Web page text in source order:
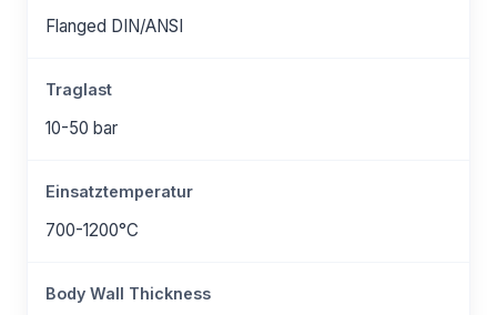
Flanged DIN/ANSI
Traglast
10-50 bar
Einsatztemperatur
700-1200°C
Body Wall Thickness